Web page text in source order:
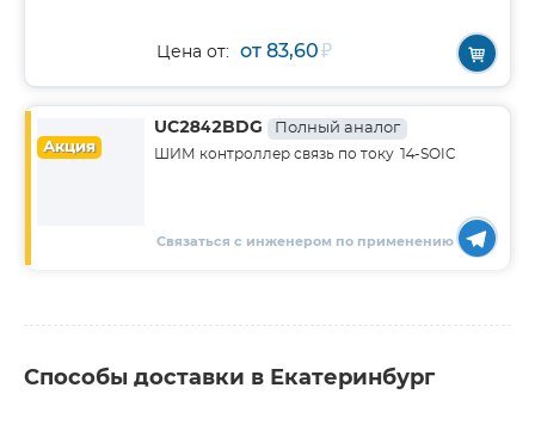
Цена от: от 83,60₽
Акция
UC2842BDG Полный аналог
ШИМ контроллер связь по току 14-SOIC
Связаться с инженером по применению
Способы доставки в Екатеринбург